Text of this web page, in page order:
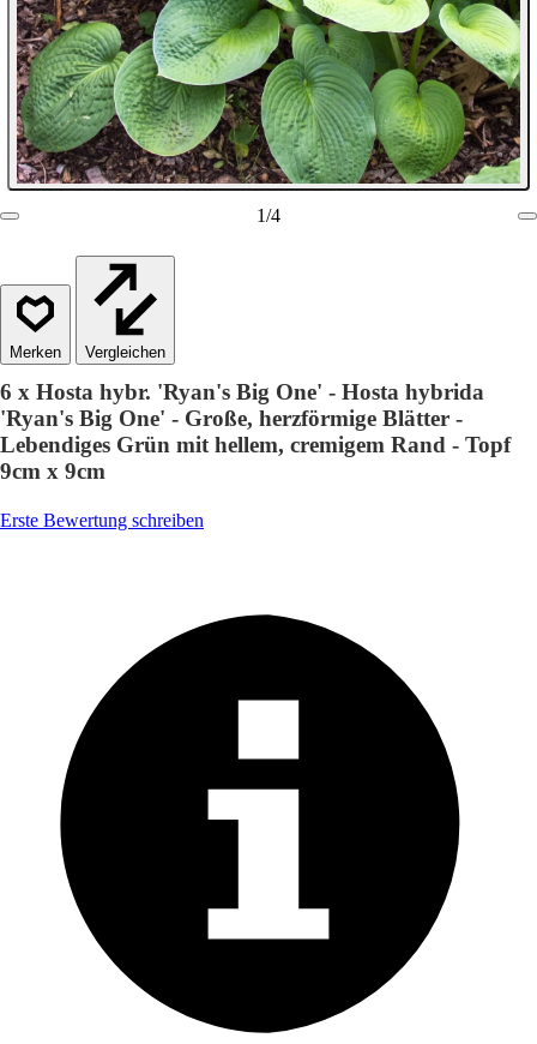
1/4
Vergleichen
6 x Hosta hybr. 'Ryan's Big One' - Hosta hybrida
'Ryan's Big One' - Große, herzförmige Blätter -
Lebendiges Grün mit hellem, cremigem Rand - Topf
9cm x 9cm
Erste Bewertung schreiben